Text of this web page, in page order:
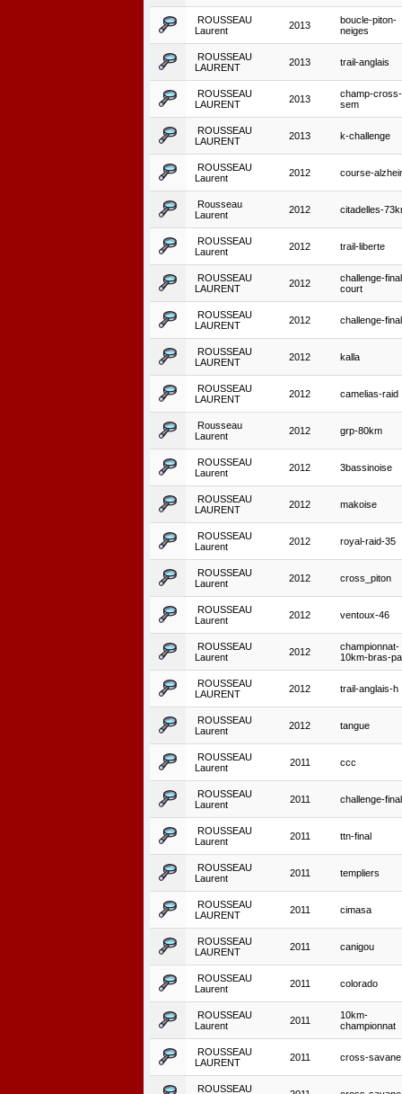
ROUSSEAU
Laurent
2013
boucle-piton-
neiges
ROUSSEAU
LAURENT
2013 trail-anglais
ROUSSEAU
LAURENT
2013
champ-cross-
sem
ROUSSEAU
LAURENT
2013 k-challenge
ROUSSEAU
Laurent
2012 course-
Rousseau
Laurent
2012 citadelles-
ROUSSEAU
Laurent
2012 trail-liberte
ROUSSEAU
LAURENT
2012
challenge-
court
ROUSSEAU
LAURENT
2012 challenge-
ROUSSEAU
LAURENT
2012 kalla
ROUSSEAU
LAURENT
2012 camelias-raid
Rousseau
Laurent
2012 grp-80km
ROUSSEAU
Laurent
2012 3bassinoise
ROUSSEAU
LAURENT
2012 makoise
ROUSSEAU
Laurent
2012 royal-raid-35
ROUSSEAU
Laurent
2012 cross_piton
ROUSSEAU
Laurent
2012 ventoux-46
ROUSSEAU
Laurent
2012
championnat-
10km-bras-
ROUSSEAU
LAURENT
2012 trail-anglais-h
ROUSSEAU
Laurent
2012 tangue
ROUSSEAU
Laurent
2011 ccc
ROUSSEAU
Laurent
2011 challenge-
ROUSSEAU
Laurent
2011 ttn-final
ROUSSEAU
Laurent
2011 templiers
ROUSSEAU
LAURENT
2011 cimasa
ROUSSEAU
LAURENT
2011 canigou
ROUSSEAU
Laurent
2011 colorado
ROUSSEAU
Laurent
2011
10km-
championnat
ROUSSEAU
LAURENT
2011 cross-savane
ROUSSEAU